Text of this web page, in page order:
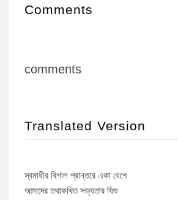
Comments
comments
Translated Version
স্বমাধীর বিশাল প্রান্তরে একা যেগে
আমাদের তথাকথিত সভ্যতার যিশু